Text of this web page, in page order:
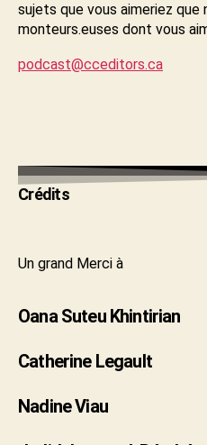
sujets que vous aimeriez que
monteurs.euses dont vous
podcast@cceditors.ca
Crédits
Un grand Merci à
Oana Suteu Khintirian
Catherine Legault
Nadine Viau